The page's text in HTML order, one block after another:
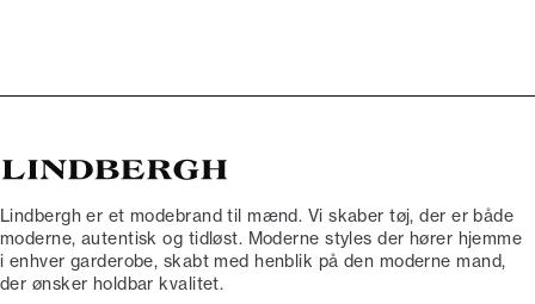
Lindbergh er et modebrand til mænd. Vi skaber tøj, der er både
moderne, autentisk og tidløst. Moderne styles der hører hjemme
i enhver garderobe, skabt med henblik på den moderne mand,
der ønsker holdbar kvalitet.